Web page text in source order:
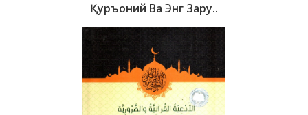
Қуръоний Ва Энг Зару..